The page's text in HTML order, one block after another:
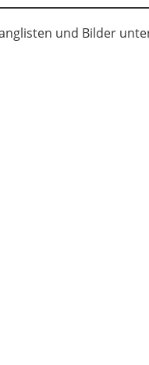
und Bilder